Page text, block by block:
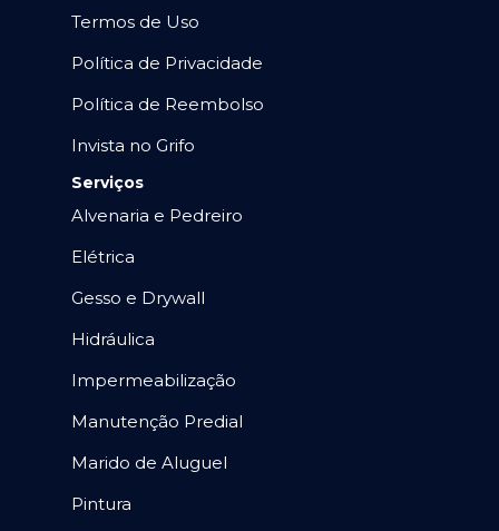
Termos de Uso
Política de Privacidade
Política de Reembolso
Invista no Grifo
Serviços
Alvenaria e Pedreiro
Elétrica
Gesso e Drywall
Hidráulica
Impermeabilização
Manutenção Predial
Marido de Aluguel
Pintura